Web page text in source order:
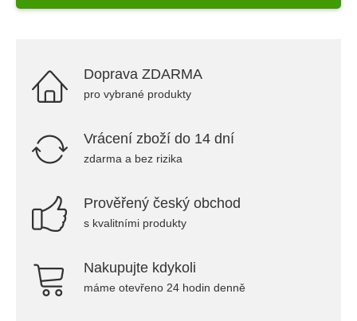
Doprava ZDARMA
pro vybrané produkty
Vrácení zboží do 14 dní
zdarma a bez rizika
Prověřený český obchod
s kvalitními produkty
Nakupujte kdykoli
máme otevřeno 24 hodin denně